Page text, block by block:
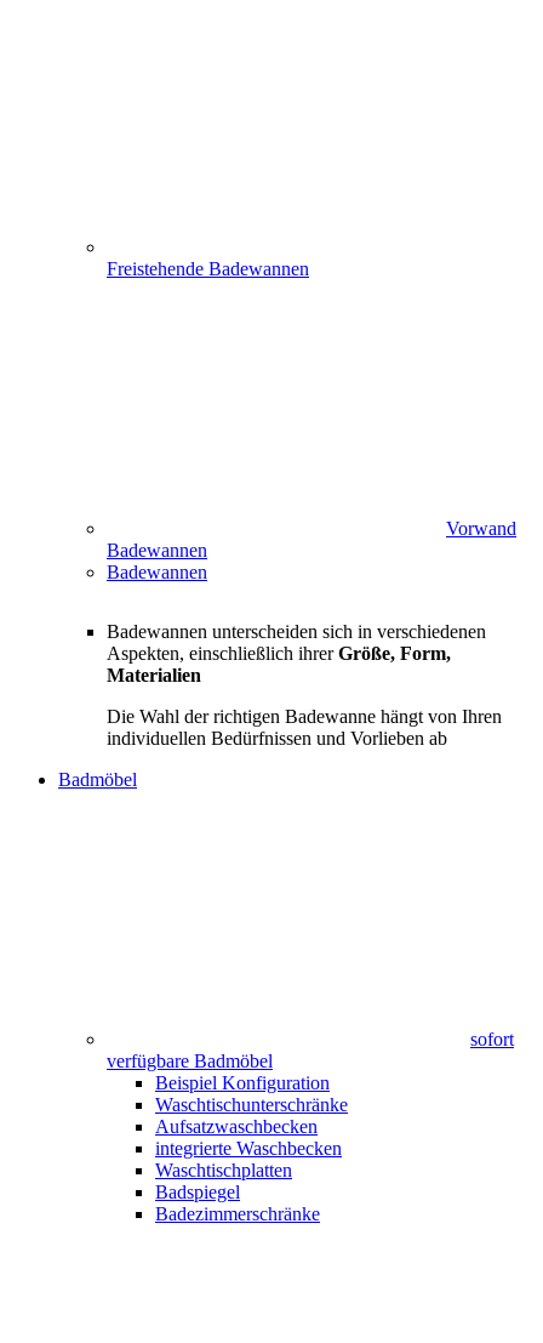
Freistehende Badewannen
Vorwand
Badewannen
Badewannen
Badewannen unterscheiden sich in verschiedenen
Aspekten, einschließlich ihrerGröße, Form,
Materialien
Die Wahl der richtigen Badewanne hängt von Ihren
individuellen Bedürfnissen und Vorlieben ab
Badmöbel
sofort
verfügbare Badmöbel
Beispiel Konfiguration
Waschtischunterschränke
Aufsatzwaschbecken
integrierte Waschbecken
Waschtischplatten
Badspiegel
Badezimmerschränke